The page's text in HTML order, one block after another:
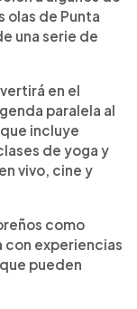
clases de
busca
y convertir
visitantes
olas de Punta
una serie de
en el
paralela al
incluye
de yoga y
vivo, cine y
como
con experiencias
pueden